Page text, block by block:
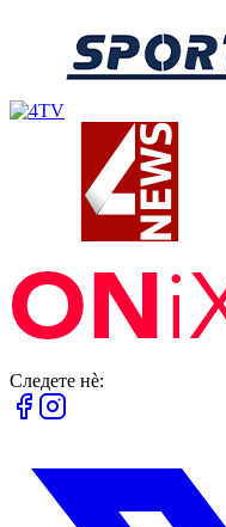
Следете нè: